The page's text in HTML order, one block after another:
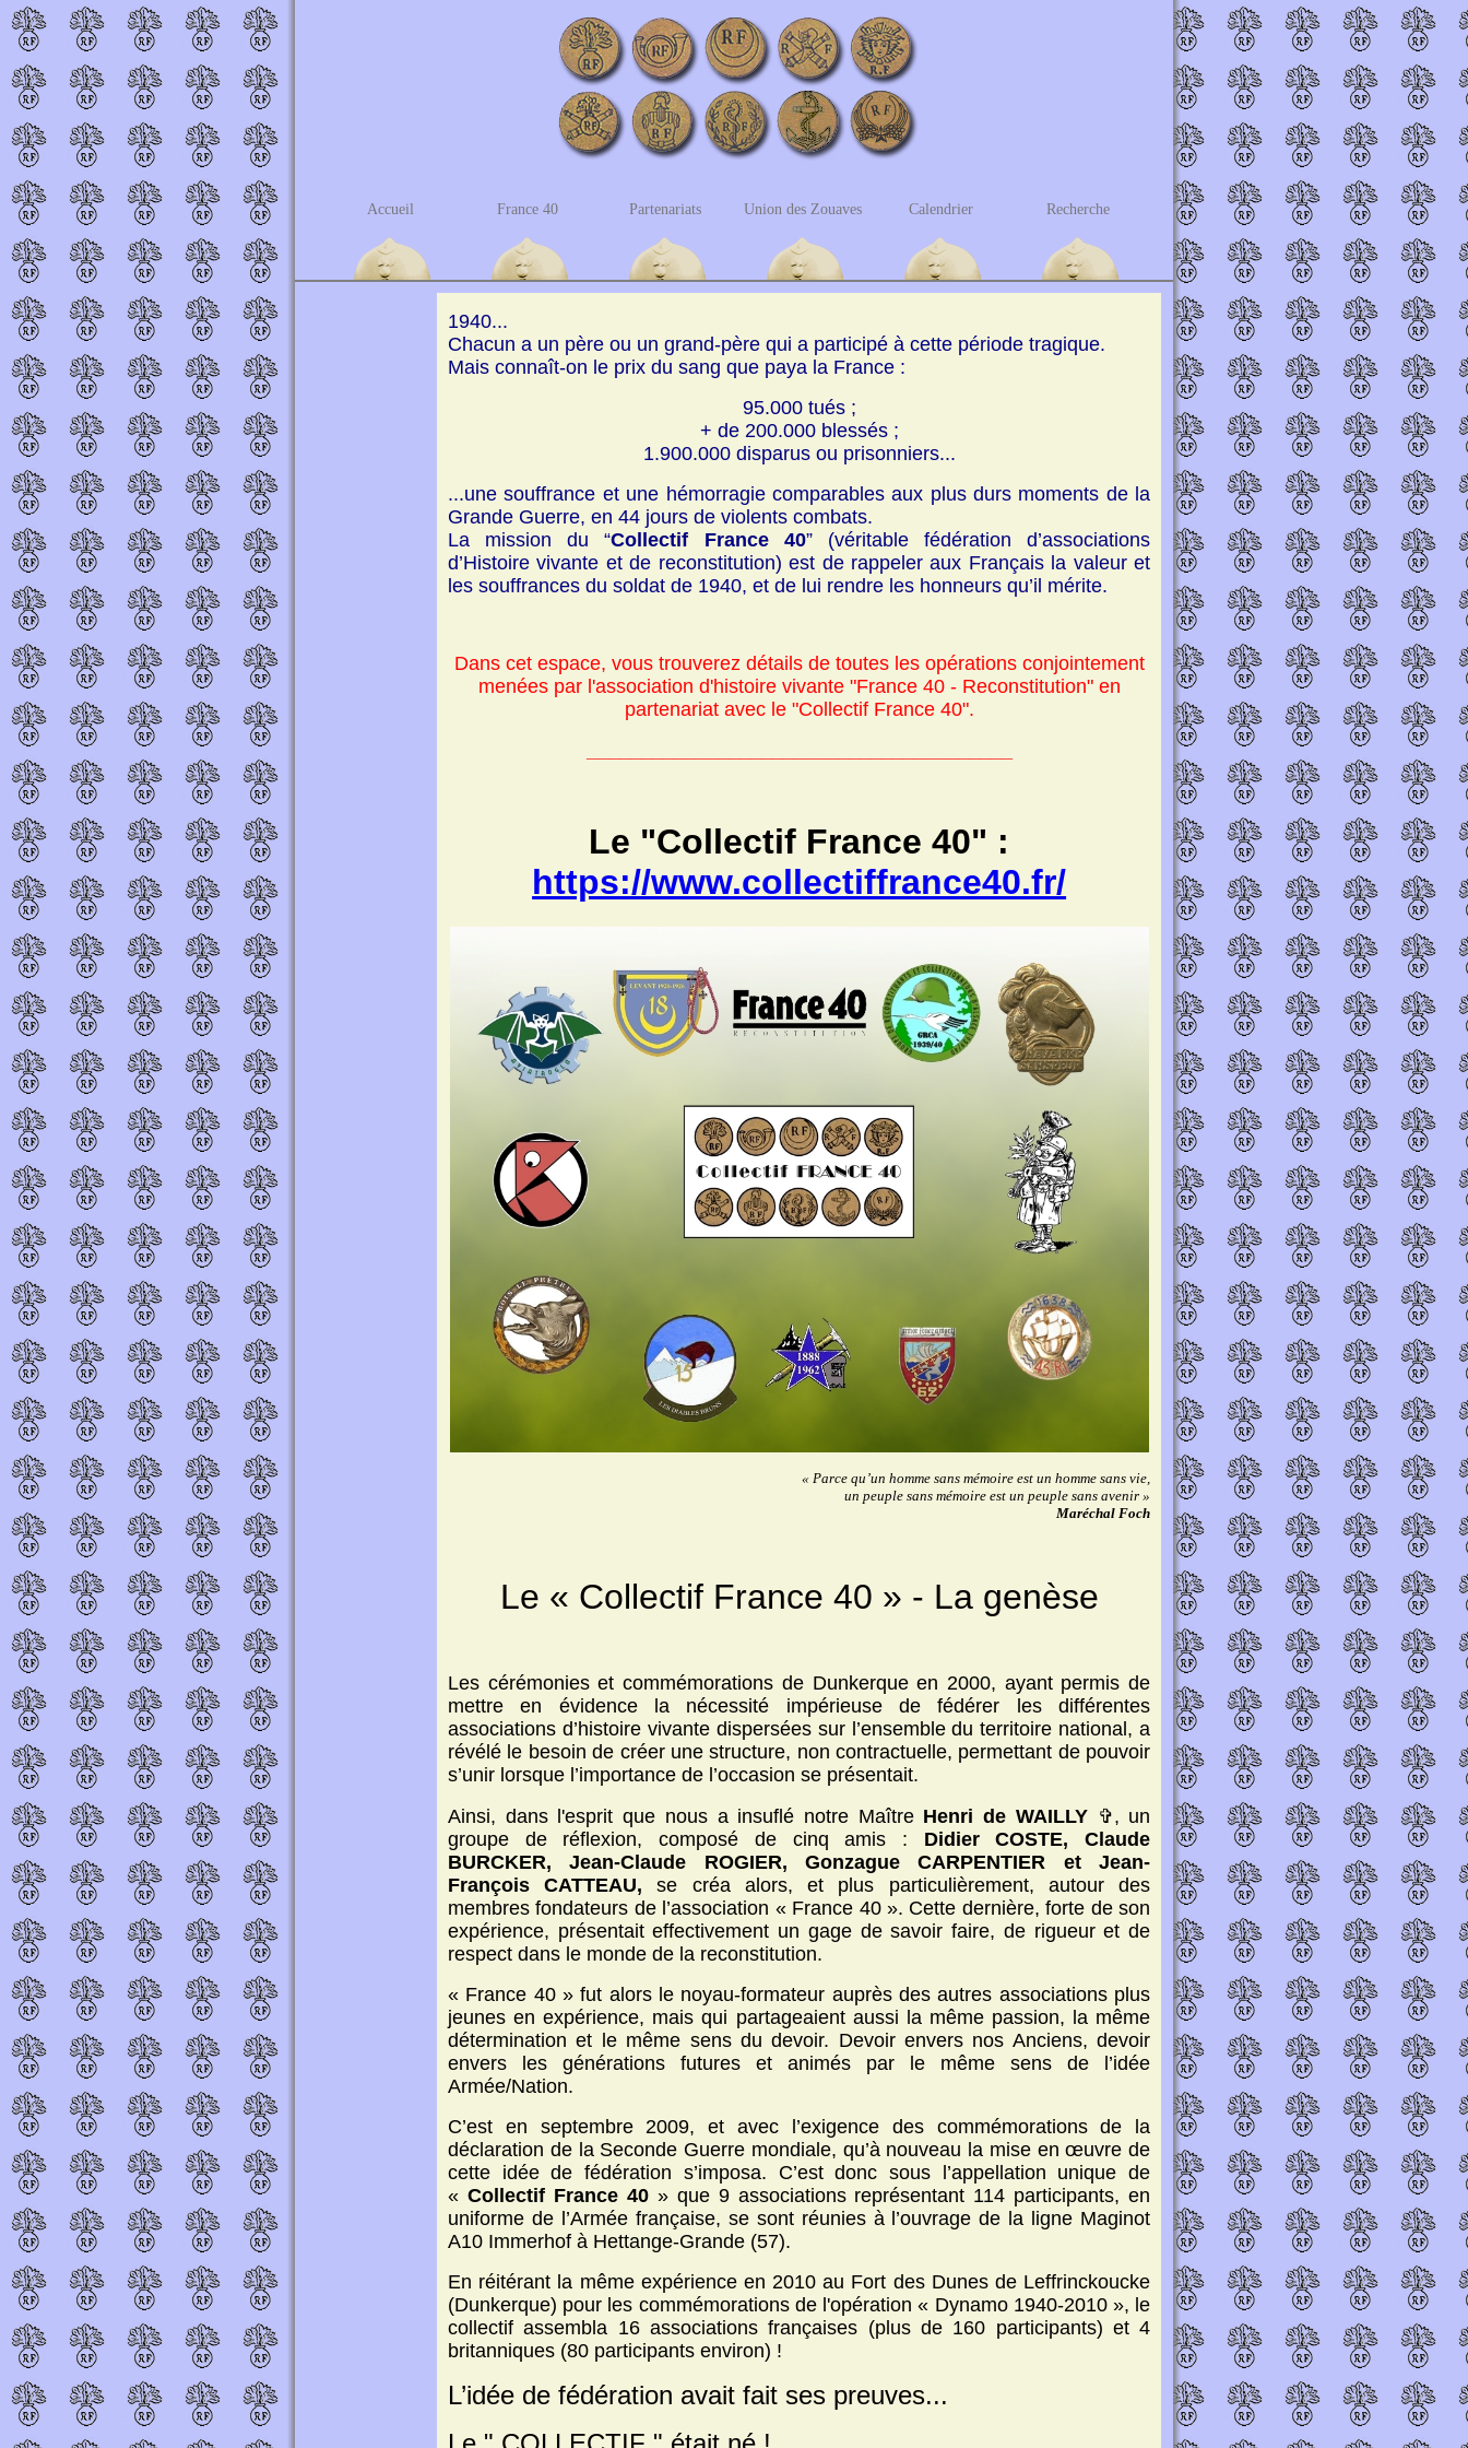
Accueil France 40 Partenariats Union des Zouaves Calendrier Recherche
1940...
Chacun a un père ou un grand-père qui a participé à cette période tragique.
Mais connaît-on le prix du sang que paya la France :
95.000 tués ;
+ de 200.000 blessés ;
1.900.000 disparus ou prisonniers...
...une souffrance et une hémorragie comparables aux plus durs moments de la
Grande Guerre, en 44 jours de violents combats.
La mission du “Collectif France 40” (véritable fédération d’associations
d’Histoire vivante et de reconstitution) est de rappeler aux Français la valeur et
les souffrances du soldat de 1940, et de lui rendre les honneurs qu’il mérite.
Dans cet espace, vous trouverez détails de toutes les opérations conjointement
menées par l'association d'histoire vivante "France 40 - Reconstitution" en
partenariat avec le "Collectif France 40".
Le "Collectif France 40" :
https://www.collectiffrance40.fr/
« Parce qu’un homme sans mémoire est un homme sans vie,
un peuple sans mémoire est un peuple sans avenir »
Maréchal Foch
Le « Collectif France 40 » - La genèse
Les cérémonies et commémorations de Dunkerque en 2000, ayant permis de
mettre en évidence la nécessité impérieuse de fédérer les différentes
associations d’histoire vivante dispersées sur l’ensemble du territoire national, a
révélé le besoin de créer une structure, non contractuelle, permettant de pouvoir
s’unir lorsque l’importance de l’occasion se présentait.
Ainsi, dans l'esprit que nous a insuflé notre Maître Henri de WAILLY ✞, un
groupe de réflexion, composé de cinq amis : Didier COSTE, Claude
BURCKER, Jean-Claude ROGIER, Gonzague CARPENTIER et Jean-
François CATTEAU, se créa alors, et plus particulièrement, autour des
membres fondateurs de l’association « France 40 ». Cette dernière, forte de son
expérience, présentait effectivement un gage de savoir faire, de rigueur et de
respect dans le monde de la reconstitution.
« France 40 » fut alors le noyau-formateur auprès des autres associations plus
jeunes en expérience, mais qui partageaient aussi la même passion, la même
détermination et le même sens du devoir. Devoir envers nos Anciens, devoir
envers les générations futures et animés par le même sens de l’idée
Armée/Nation.
C’est en septembre 2009, et avec l’exigence des commémorations de la
déclaration de la Seconde Guerre mondiale, qu’à nouveau la mise en œuvre de
cette idée de fédération s’imposa. C’est donc sous l’appellation unique de
« Collectif France 40» que 9 associations représentant 114 participants, en
uniforme de l’Armée française, se sont réunies à l’ouvrage de la ligne Maginot
A10 Immerhof à Hettange-Grande (57).
En réitérant la même expérience en 2010 au Fort des Dunes de Leffrinckoucke
(Dunkerque) pour les commémorations de l'opération « Dynamo 1940-2010 », le
collectif assembla 16 associations françaises (plus de 160 participants) et 4
britanniques (80 participants environ) !
L’idée de fédération avait fait ses preuves...